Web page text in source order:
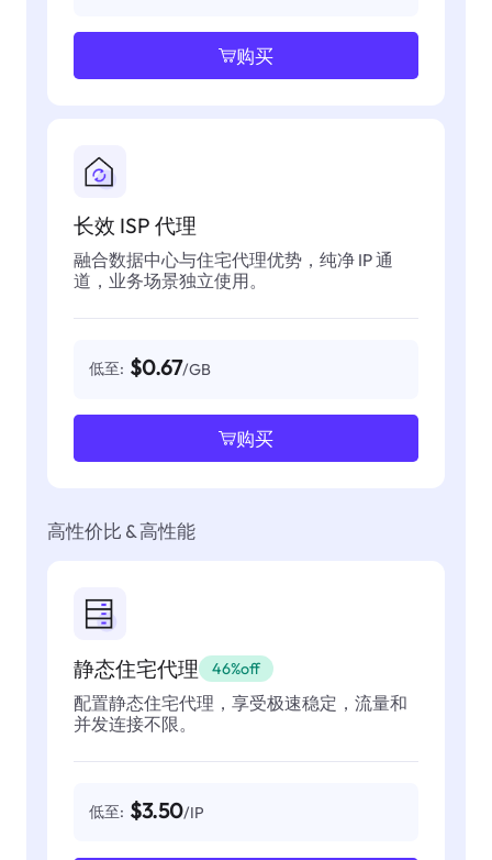
购买
长效 ISP 代理
融合数据中心与住宅代理优势，纯净 IP 通
道，业务场景独立使用。
低至: $0.67/GB
购买
高性价比 & 高性能
静态住宅代理 46%off
配置静态住宅代理，享受极速稳定，流量和
并发连接不限。
低至: $3.50/IP